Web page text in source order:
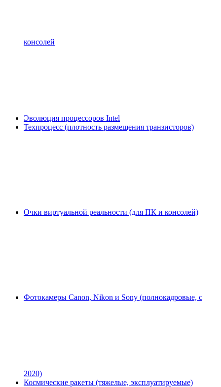
консолей
Эволюция процессоров Intel
Техпроцесс (плотность размещения транзисторов)
Очки виртуальной реальности (для ПК и консолей)
Фотокамеры Canon, Nikon и Sony (полнокадровые, с
2020)
Космические ракеты (тяжелые, эксплуатируемые)